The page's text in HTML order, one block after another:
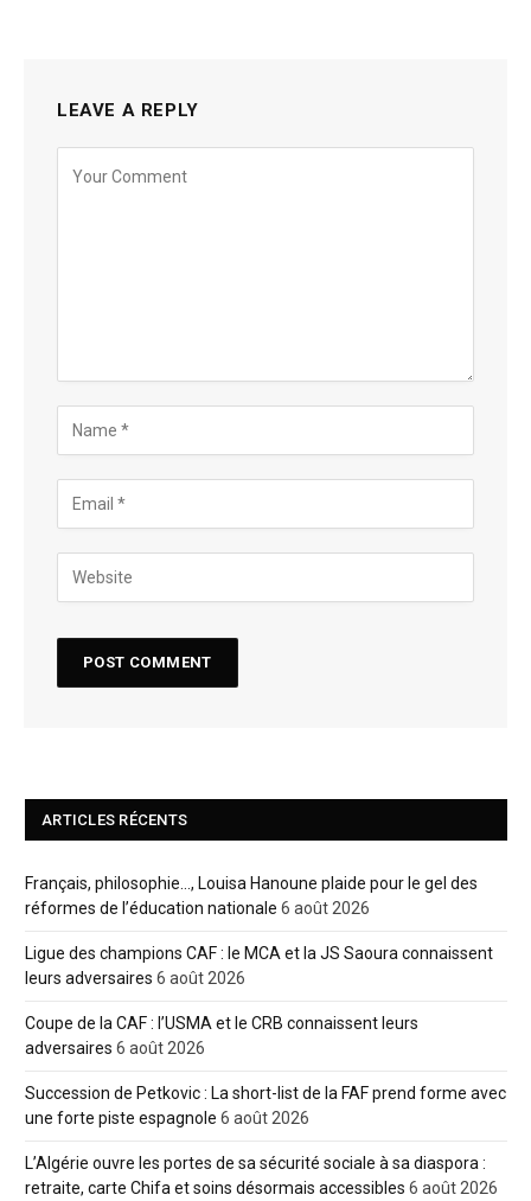
LEAVE A REPLY
ARTICLES RÉCENTS
Français, philosophie…, Louisa Hanoune plaide pour le gel des
réformes de l’éducation nationale 6 août 2026
Ligue des champions CAF : le MCA et la JS Saoura connaissent
leurs adversaires 6 août 2026
Coupe de la CAF : l’USMA et le CRB connaissent leurs
adversaires 6 août 2026
Succession de Petkovic : La short-list de la FAF prend forme avec
une forte piste espagnole 6 août 2026
L’Algérie ouvre les portes de sa sécurité sociale à sa diaspora :
retraite, carte Chifa et soins désormais accessibles 6 août 2026